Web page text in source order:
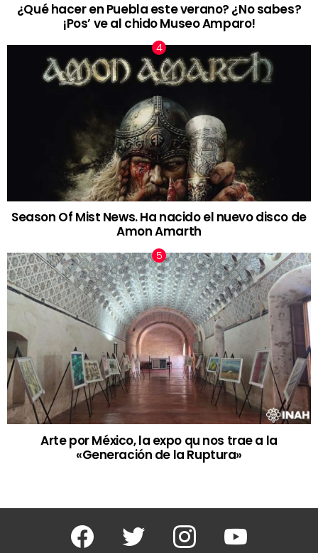
¿Qué hacer en Puebla este verano? ¿No sabes?
¡Pos’ ve al chido Museo Amparo!
Season Of Mist News. Ha nacido el nuevo disco de
Amon Amarth
Arte por México, la expo qu nos trae a la
«Generación de la Ruptura»
Facebook Twitter Instagram Youtube